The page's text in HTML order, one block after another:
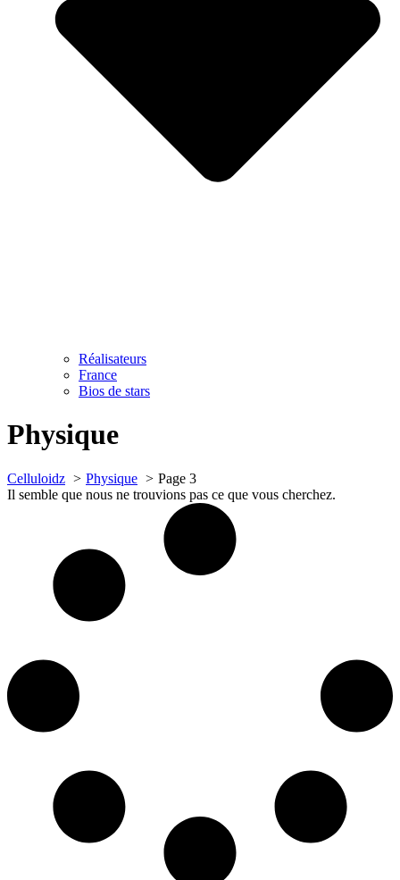
Réalisateurs
France
Bios de stars
Physique
Celluloidz Physique
Page 3
Il semble que nous ne trouvions pas ce que vous cherchez.